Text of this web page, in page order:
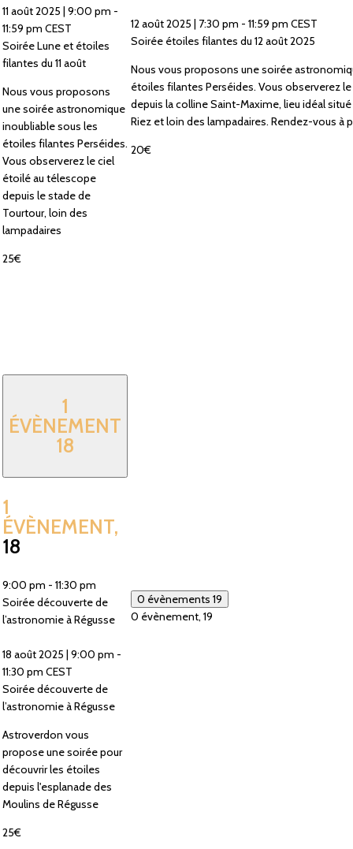
11 août 2025 | 9:00 pm -
11:59 pm CEST
Soirée Lune et étoiles
filantes du 11 août
Nous vous proposons
une soirée astronomique
inoubliable sous les
étoiles filantes Perséides.
Vous observerez le ciel
étoilé au télescope
depuis le stade de
Tourtour, loin des
lampadaires
25€
12 août 2025 | 7:30 pm - 11:59 pm CEST
Soirée étoiles filantes du 12 août 2025
Nous vous proposons une soirée
étoiles filantes Perséides. Vous observerez
depuis la colline Saint-Maxime, lieu idéal
Riez et loin des lampadaires. Rendez-vous à
20€
1
ÉVÈNEMENT
18
1
ÉVÈNEMENT,
18
9:00 pm - 11:30 pm
Soirée découverte de
l’astronomie à Régusse
18 août 2025 | 9:00 pm -
11:30 pm CEST
Soirée découverte de
l’astronomie à Régusse
Astroverdon vous
propose une soirée pour
découvrir les étoiles
depuis l'esplanade des
Moulins de Régusse
25€
0 évènements 19
0 évènement, 19